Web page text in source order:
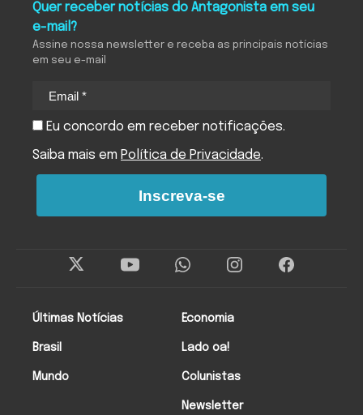
Últimas Notícias
Brasil
Mundo
Economia
Lado oa!
Colunistas
Newsletter
Quer receber notícias do Antagonista em seu
e-mail?
Assine nossa newsletter e receba as principais notícias
em seu e-mail
Eu concordo em receber notificações.
Saiba mais em Política de Privacidade.
Inscreva-se